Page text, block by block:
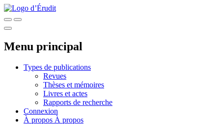
Menu principal
Types de publications
Revues
Thèses et mémoires
Livres et actes
Rapports de recherche
Connexion
À propos À propos